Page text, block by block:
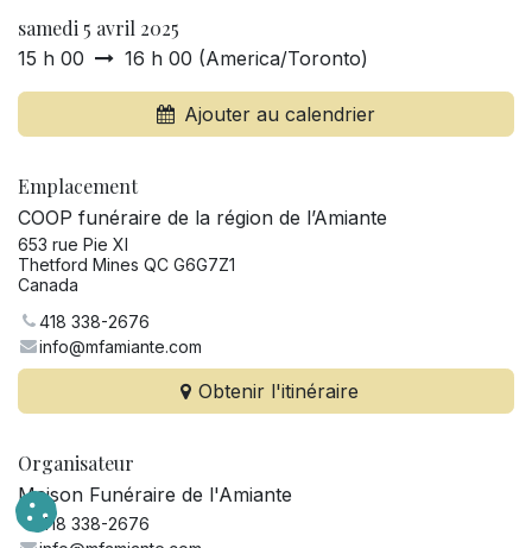
samedi 5 avril 2025
15 h 00 16 h 00 (America/Toronto)
Ajouter au calendrier
Emplacement
COOP funéraire de la région de l’Amiante
653 rue Pie XI
Thetford Mines QC G6G7Z1
Canada
418 338-2676
info@mfamiante.com
Obtenir l'itinéraire
Organisateur
Maison Funéraire de l'Amiante
418 338-2676